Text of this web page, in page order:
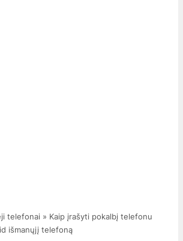
telefonai » Kaip įrašyti pokalbį telefonu
išmanųjį telefoną